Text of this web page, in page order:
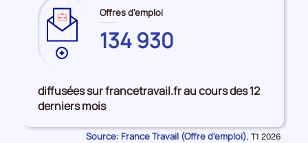
Plus
données
sur
les
SEINE-
Offres d'emploi
134 930
diffusées sur francetravail.fr au cours des 12
derniers mois
Source: France Travail (Offre d'emploi), Données
T1 2026